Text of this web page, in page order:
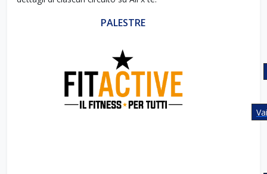
PALESTRE